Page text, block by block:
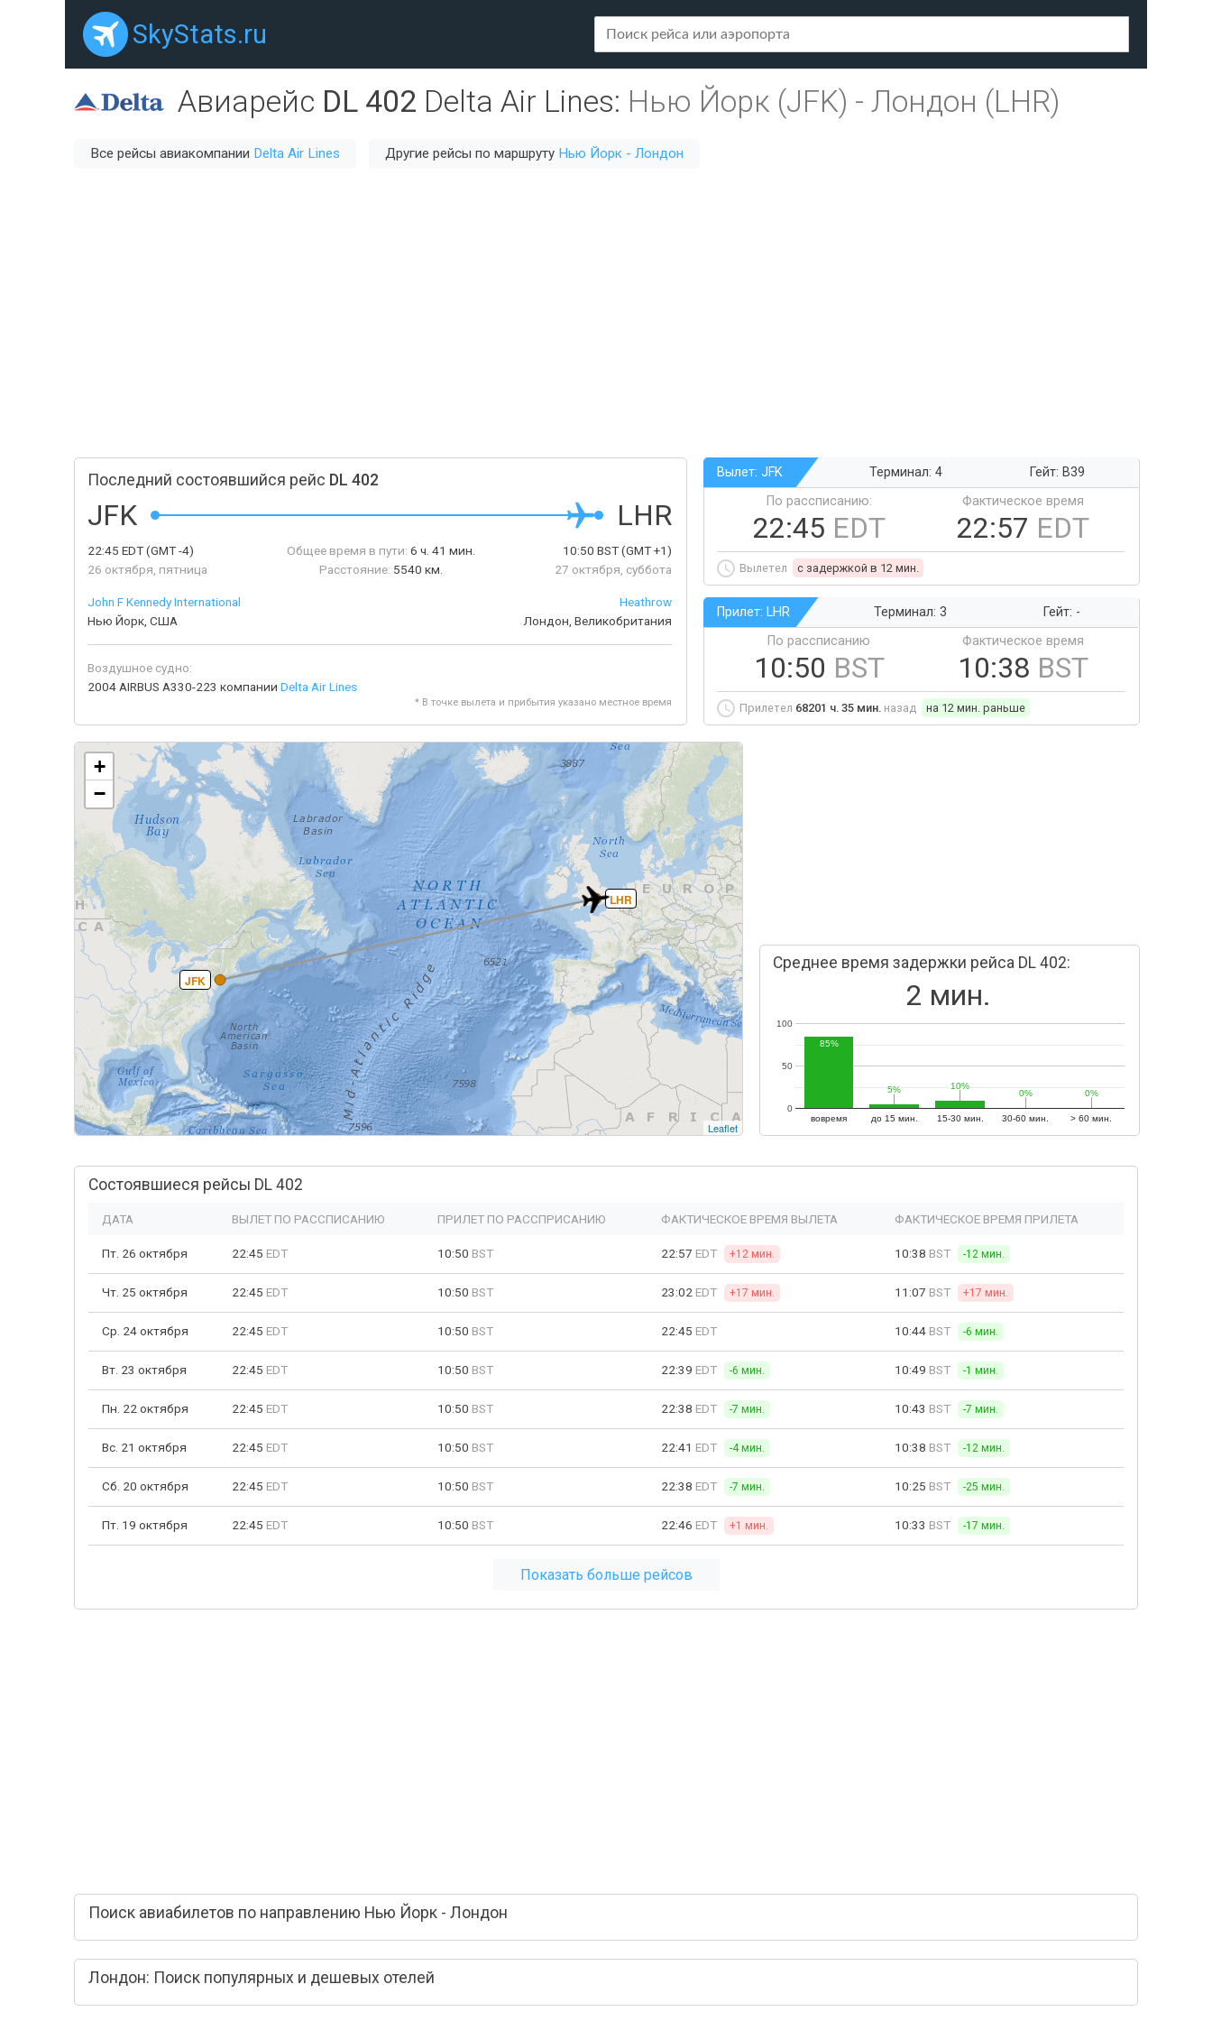
SkyStats.ru
Авиарейс DL 402 Delta Air Lines: Нью Йорк (JFK) - Лондон (LHR)
Все рейсы авиакомпании Delta Air Lines Другие рейсы по маршруту Нью Йорк - Лондон
Последний состоявшийся рейс DL 402
JFK LHR
22:45 EDT(GMT -4)
26 октября, пятница
Общее время в пути: 6 ч. 41 мин.
Расстояние: 5540 км.
10:50BST(GMT +1)
27 октября, суббота
John F Kennedy International
Нью Йорк, США
Heathrow
Лондон, Великобритания
Воздушное судно:
2004 AIRBUS A330-223 компании Delta Air Lines
* В точке вылета и прибытия указано местное время
Вылет: JFK Терминал: 4
Гейт: B39
По рассписанию:
22:45 EDT
Фактическое время
22:57 EDT
Вылетел c задержкой в 12 мин.
Прилет: LHR Терминал: 3
Гейт: -
По рассписанию
10:50 BST
Фактическое время
10:38 BST
Прилетел 68201 ч. 35 мин. назад на 12 мин. раньше
JFK
LHR
+
−
Leaflet
Среднее время задержки рейса DL 402:
2 мин.
вовремя до 15 мин. 15-30 мин. 30-60 мин. > 60 мин.
0
50
100
85%
5%
5% 10%
10%
0%
0% 0%
0%
Состоявшиеся рейсы DL 402
ДАТА ВЫЛЕТ ПО РАССПИСАНИЮ ПРИЛЕТ ПО РАССПРИСАНИЮ ФАКТИЧЕСКОЕ ВРЕМЯ ВЫЛЕТА ФАКТИЧЕСКОЕ ВРЕМЯ ПРИЛЕТА
Пт. 26 октября 22:45 EDT 10:50 BST 22:57 EDT +12 мин. 10:38 BST -12 мин.
Чт. 25 октября 22:45 EDT 10:50 BST 23:02 EDT +17 мин. 11:07 BST +17 мин.
Ср. 24 октября 22:45 EDT 10:50 BST 22:45 EDT 10:44 BST -6 мин.
Вт. 23 октября 22:45 EDT 10:50 BST 22:39 EDT -6 мин. 10:49 BST -1 мин.
Пн. 22 октября 22:45 EDT 10:50 BST 22:38 EDT -7 мин. 10:43 BST -7 мин.
Вс. 21 октября 22:45 EDT 10:50 BST 22:41 EDT -4 мин. 10:38 BST -12 мин.
Сб. 20 октября 22:45 EDT 10:50 BST 22:38 EDT -7 мин. 10:25 BST -25 мин.
Пт. 19 октября 22:45 EDT 10:50 BST 22:46 EDT +1 мин. 10:33 BST -17 мин.
Показать больше рейсов
Поиск авиабилетов по направлению Нью Йорк - Лондон
Лондон: Поиск популярных и дешевых отелей